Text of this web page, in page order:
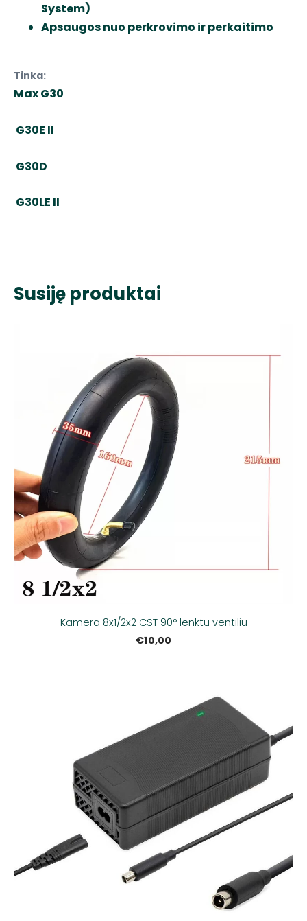
System)
Apsaugos nuo perkrovimo ir perkaitimo
Tinka:
Max G30
G30E II
G30D
G30LE II
Susiję produktai
Kamera 8x1/2x2 CST 90° lenktu ventiliu
€10,00